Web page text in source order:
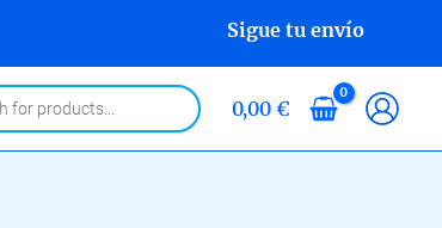
Sigue tu envío
0,00 €